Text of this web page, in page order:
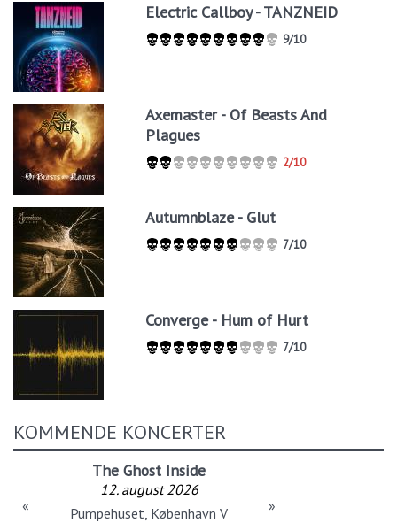
Electric Callboy - TANZNEID
9/10
Axemaster - Of Beasts And
Plagues
2/10
Autumnblaze - Glut
7/10
Converge - Hum of Hurt
7/10
KOMMENDE KONCERTER
The Ghost Inside
12. august 2026
Pumpehuset, København V
« »